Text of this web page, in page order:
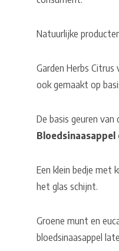
Natuurlijke
Garden Herbs Citrus
ook gemaakt op
De basis geuren van
Bloedsinaasappel
Een klein bedje met
het glas schijnt.
Groene munt en
bloedsinaasappel